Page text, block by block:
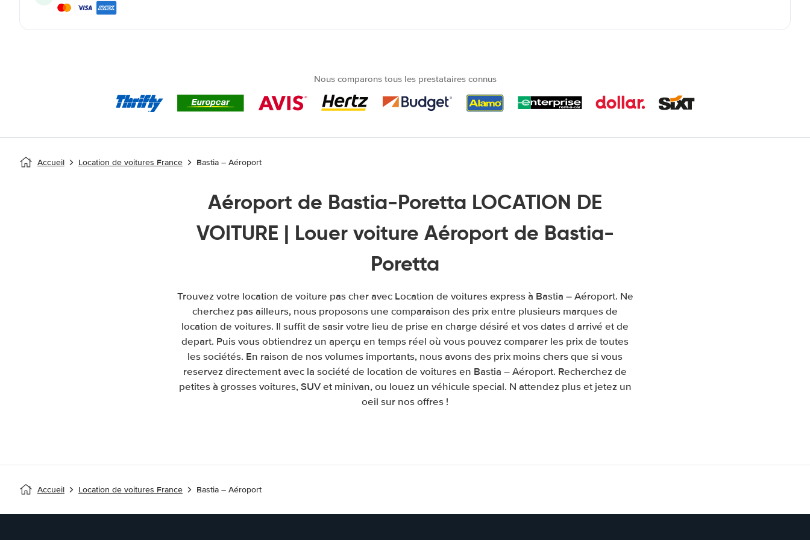
Nous comparons tous les prestataires connus
Accueil Location de voitures France Bastia – Aéroport
Aéroport de Bastia-Poretta LOCATION DE
VOITURE | Louer voiture Aéroport de Bastia-
Poretta
Trouvez votre location de voiture pas cher avec Location de voitures express à Bastia – Aéroport. Ne
cherchez pas ailleurs, nous proposons une comparaison des prix entre plusieurs marques de
location de voitures. Il suffit de sasir votre lieu de prise en charge désiré et vos dates d arrivé et de
depart. Puis vous obtiendrez un aperçu en temps réel où vous pouvez comparer les prix de toutes
les sociétés. En raison de nos volumes importants, nous avons des prix moins chers que si vous
reservez directement avec la société de location de voitures en Bastia – Aéroport. Recherchez de
petites à grosses voitures, SUV et minivan, ou louez un véhicule special. N attendez plus et jetez un
oeil sur nos offres !
Accueil Location de voitures France Bastia – Aéroport